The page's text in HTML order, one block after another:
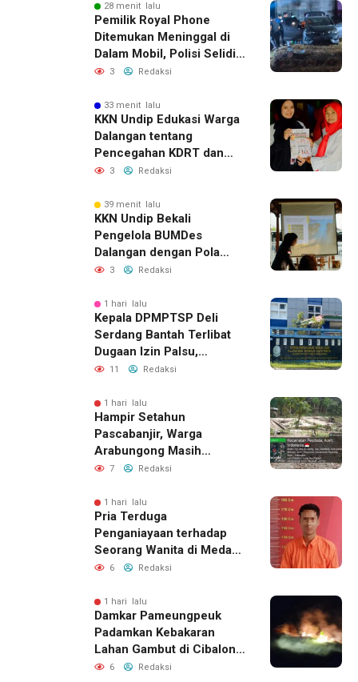
28 menit lalu
Pemilik Royal Phone
Ditemukan Meninggal di
Dalam Mobil, Polisi Selidiki
Dugaan Keterkaitan
3 Redaksi
33 menit lalu
KKN Undip Edukasi Warga
Dalangan tentang
Pencegahan KDRT dan
Komunikasi Keluarga
3 Redaksi
39 menit lalu
KKN Undip Bekali
Pengelola BUMDes
Dalangan dengan Pola
Pikir Inovatif
3 Redaksi
1 hari lalu
Kepala DPMPTSP Deli
Serdang Bantah Terlibat
Dugaan Izin Palsu,
Tegaskan Proses
Jalur Resmi
11 Redaksi
1 hari lalu
Hampir Setahun
Pascabanjir, Warga
Arabungong Masih
Menunggu Bantuan
7 Redaksi
1 hari lalu
Pria Terduga
Penganiayaan terhadap
Seorang Wanita di Medan
Ditangkap Polisi
6 Redaksi
1 hari lalu
Damkar Pameungpeuk
Padamkan Kebakaran
Lahan Gambut di Cibalong,
Permukiman Warga
6 Redaksi